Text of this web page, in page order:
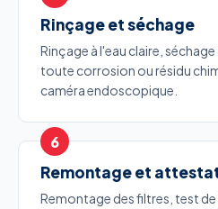
Rinçage et séchage
Rinçage à l'eau claire,
toute corrosion ou résidu
caméra endoscopique.
Remontage et
Remontage des filtres, test